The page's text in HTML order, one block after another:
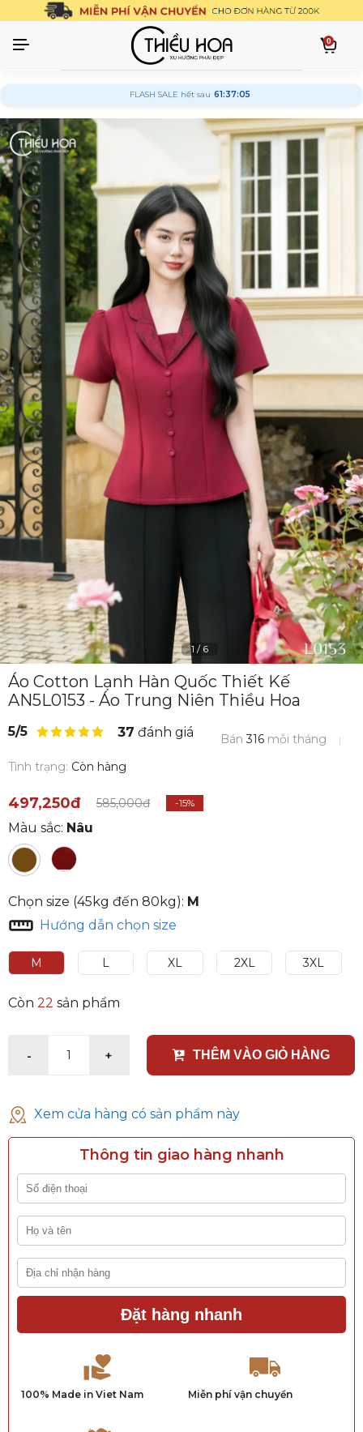
0
FLASH SALE hết sau 61:37:04
1 / 6
Áo Cotton Lạnh Hàn Quốc Thiết Kế
AN5L0153 - Áo Trung Niên Thiều Hoa
5/5 37 đánh giá Bán316 mỗi tháng
Tình trạng: Còn hàng
497,250đ 585,000đ -15%
Màu sắc: Nâu
Chọn size (45kg đến 80kg): M
Hướng dẫn chọn size
M L XL 2XL 3XL
Còn 22 sản phẩm
- 1 + THÊM VÀO GIỎ HÀNG
Xem cửa hàng có sản phẩm này
Thông tin giao hàng nhanh
Đặt hàng nhanh
100% Made in Viet Nam Miễn phí vận chuyển